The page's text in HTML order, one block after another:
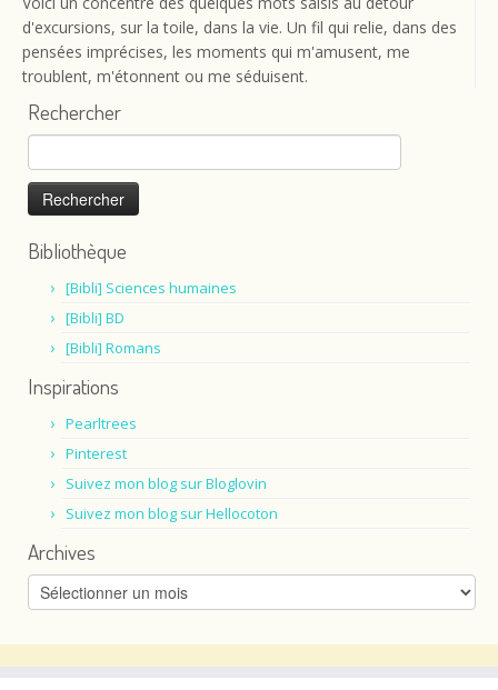
d'excursions, sur la toile, dans la vie. Un fil qui relie, dans des
pensées imprécises, les moments qui m'amusent, me
troublent, m'étonnent ou me séduisent.
Rechercher
Rechercher :
Bibliothèque
[Bibli] Sciences humaines
[Bibli] BD
[Bibli] Romans
Inspirations
Pearltrees
Pinterest
Suivez mon blog sur Bloglovin
Suivez mon blog sur Hellocoton
Archives
Archives